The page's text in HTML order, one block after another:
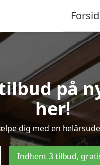
på
her!
dig med en
Indhent 3 tilbud,